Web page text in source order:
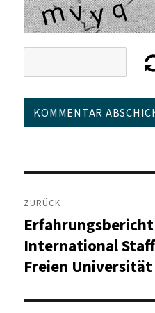
ZURÜCK
Vorheriger
Beitrag:
International
Freien Universität